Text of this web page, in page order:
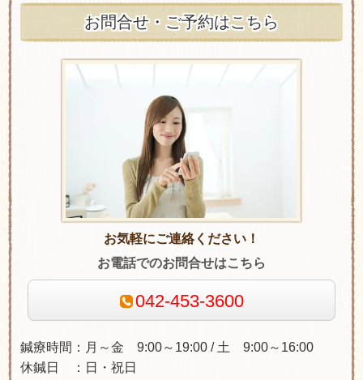
お問合せ・ご予約はこちら
お気軽にご連絡ください！
お電話でのお問合せはこちら
042-453-3600
鍼療時間：月～金 9:00～19:00 / 土 9:00～16:00
休鍼日 ：日・祝日